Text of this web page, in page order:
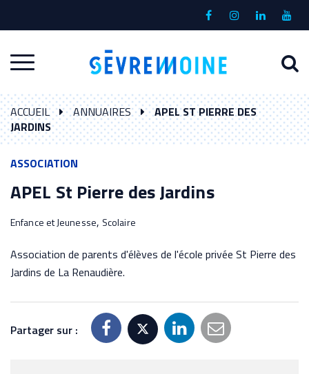
Lien
compte
Lien
Lien
compte
Lien
la
Aller
à
la
navigation
à
ACCUEIL ANNUAIRES
APEL ST PIERRE DES
JARDINS
ASSOCIATION
APEL St Pierre des Jardins
Enfance et Jeunesse, Scolaire
Association de parents d'élèves de l'école privée St Pierre des
Jardins de La Renaudière.
Partager sur :